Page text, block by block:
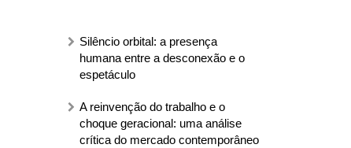
Silêncio orbital: a presença
humana entre a desconexão e o
espetáculo
A reinvenção do trabalho e o
choque geracional: uma análise
crítica do mercado contemporâneo